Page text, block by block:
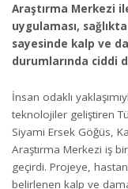
Araştırma Merkezi
uygulaması,
sayesinde kalp ve
durumlarında ciddi
İnsan odaklı
teknolojiler geliştiren
Siyami Ersek Göğüs,
Araştırma Merkezi iş
geçirdi. Projeye,
belirlenen kalp ve